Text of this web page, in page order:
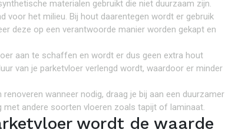
materialen gebruikt die niet duurzaam zijn.
voor het milieu. Bij hout daarentegen wordt er gebruik
deze op een verantwoorde manier worden gekapt en
aan te schaffen en wordt er dus geen extra hout
van je parketvloer verlengd wordt, waardoor er minder
wanneer nodig, draag je bij aan een duurzamer
met andere soorten vloeren zoals tapijt of laminaat.
wordt de waarde